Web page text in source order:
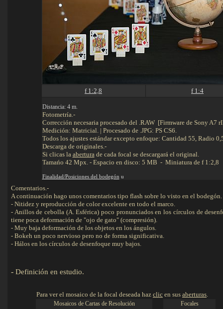
f 1:2,8 f 1:4
Distancia: 4 m.
Fotometría.-
Corrección necesaria procesado del .RAW [Firmware de Sony A7
Medición: Matricial. | Procesado de .JPG: PS CS6.
Todos los ajustes estándar excepto enfoque: Cantidad 55, Radio
Descarga de originales.-
Si clicas la aberturade cada focal se descargará el original.
Tamańo 42 Mpx. - Espacio en disco: 5 MB - Miniatura de f 1:2,8
Finalidad/Posiciones del bodegón u
Comentarios.-
A continuación hago unos comentarios tipo flash sobre lo visto en el bodegón.
- Nitidez y reproducción de color excelente en todo el marco.
- Anillos de cebolla (A. Esférica) poco pronunciados en los círculos de
tiene poca deformación de "ojo de gato" (compresión).
- Muy baja deformación de los objetos en los ángulos.
- Bokeh un poco nervioso pero no de forma significativa.
- Hálos en los círculos de desenfoque muy bajos.
- Definición en estudio.
Para ver el mosaico de la focal deseada haz clic en sus aberturas.
Mosaicos de Cartas de Resolución Focales